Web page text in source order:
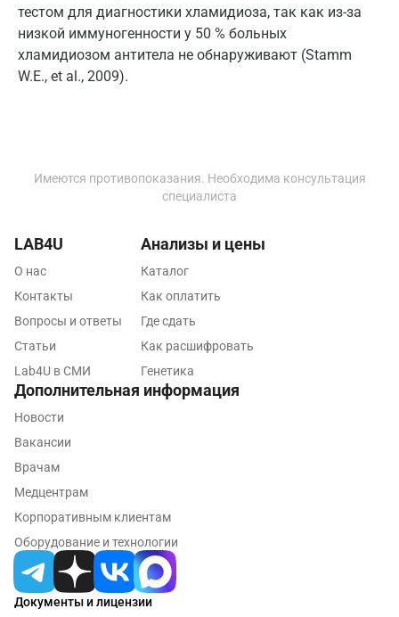
тестом для диагностики хламидиоза, так как из-за
низкой иммуногенности у 50 % больных
хламидиозом антитела не обнаруживают (Stamm
W.E., et al., 2009).
Коломна
Королев
Лабинск
Лобня
Майкоп
Мурманск
Мытищи
Набережные Челны
Имеются противопоказания. Необходима консультация
специалиста
Документы и лицензии
LAB4U
О нас
Контакты
Вопросы и ответы
Статьи
Lab4U в СМИ
Анализы и цены
Каталог
Как оплатить
Где сдать
Как расшифровать
Генетика
Дополнительная информация
Новости
Вакансии
Врачам
Медцентрам
Корпоративным клиентам
Оборудование и технологии